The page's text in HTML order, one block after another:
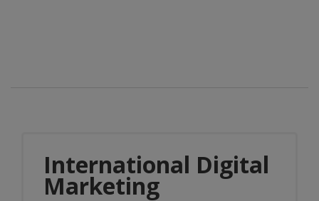
International Digital
Marketing